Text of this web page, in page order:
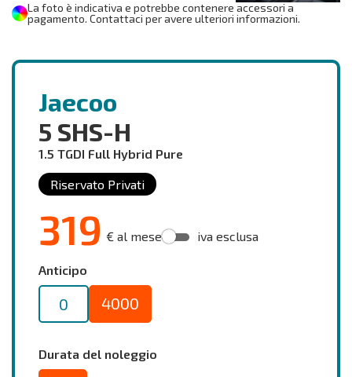
La foto è indicativa e potrebbe contenere accessori a
pagamento. Contattaci per avere ulteriori informazioni.
Jaecoo
5 SHS-H
1.5 TGDI Full Hybrid Pure
Riservato Privati
319 € al mese iva esclusa
Anticipo
0 4000
Durata del noleggio